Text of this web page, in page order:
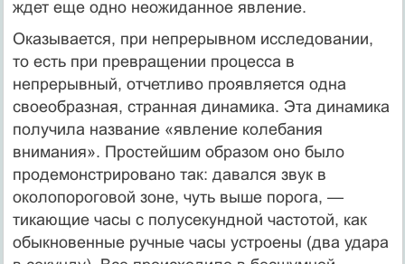
ждет еще одно неожиданное явление.
Оказывается, при непрерывном исследовании,
то есть при превращении процесса в
непрерывный, отчетливо проявляется одна
своеобразная, странная динамика. Эта динамика
получила название «явление колебания
внимания». Простейшим образом оно было
продемонстрировано так: давался звук в
околопороговой зоне, чуть выше порога, —
тикающие часы с полусекундной частотой, как
обыкновенные ручные часы устроены (два удара